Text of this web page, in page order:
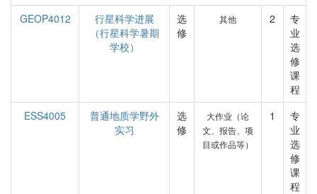
GEOP4012
行星科学进展
（行星科学暑期
学校）
选
修
其他 2
专
业
选
修
课
程
ESS4005
普通地质学野外
实习
选
修
大作业（论
文、报告、项
目或作品等）
1
专
业
选
修
课
程